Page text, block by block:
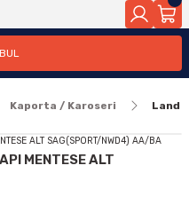
Kaporta / Karoseri Land
MENTESE ALT